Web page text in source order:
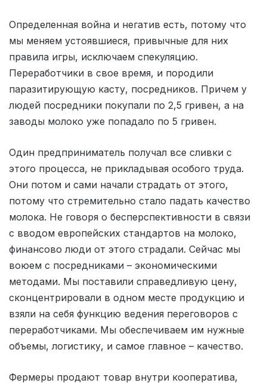
Определенная война и негатив есть, потому что
мы меняем устоявшиеся, привычные для них
правила игры, исключаем спекуляцию.
Переработчики в свое время, и породили
паразитирующую касту, посредников. Причем у
людей посредники покупали по 2,5 гривен, а на
заводы молоко уже попадало по 5 гривен.
Один предприниматель получал все сливки с
этого процесса, не прикладывая особого труда.
Они потом и сами начали страдать от этого,
потому что стремительно стало падать качество
молока. Не говоря о бесперспективности в связи
с вводом европейских стандартов на молоко,
финансово люди от этого страдали. Сейчас мы
воюем с посредниками – экономическими
методами. Мы поставили справедливую цену,
сконцентрировали в одном месте продукцию и
взяли на себя функцию ведения переговоров с
переработчиками. Мы обеспечиваем им нужные
объемы, логистику, и самое главное – качество.
Фермеры продают товар внутри кооператива,